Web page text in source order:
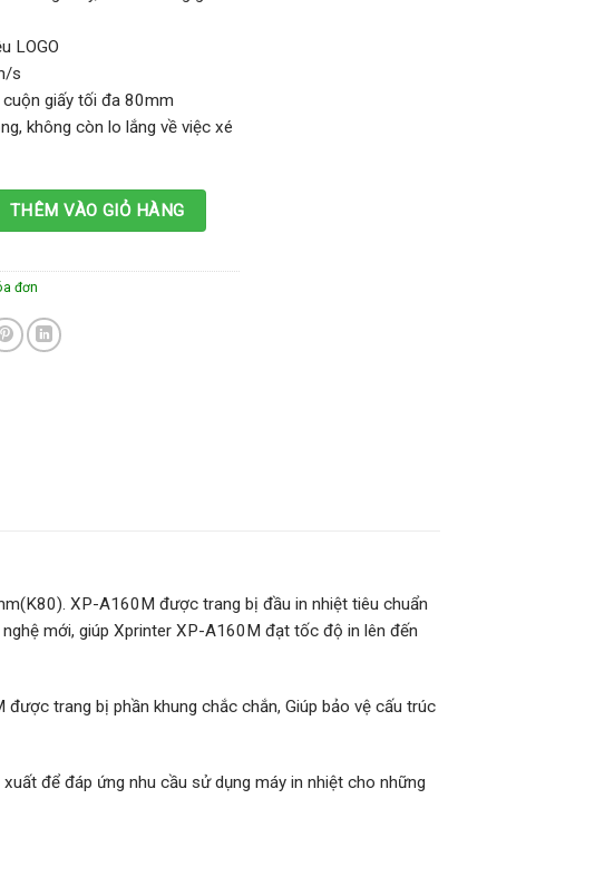
LOGO
s
giấy tối đa 80mm
không còn lo lắng về việc xé
A160M số lượng
THÊM VÀO GIỎ HÀNG
đơn
XP-A160M được trang bị đầu in nhiệt tiêu chuẩn
mới, giúp Xprinter XP-A160M đạt tốc độ in lên đến
trang bị phần khung chắc chắn, Giúp bảo vệ cấu trúc
để đáp ứng nhu cầu sử dụng máy in nhiệt cho những